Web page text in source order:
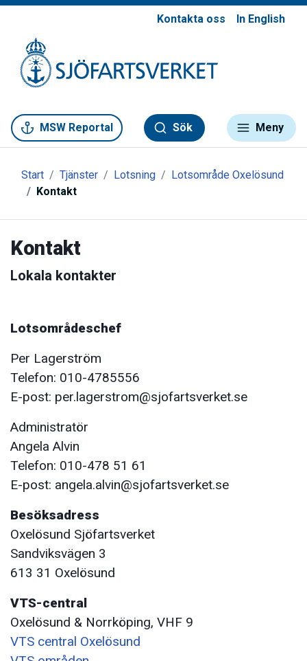
Kontakta oss In English
MSW Reportal Sök Meny
Start Tjänster Lotsning
Lotsområde Oxelösund
Kontakt
Kontakt
Lokala kontakter
Lotsområdeschef
Per Lagerström
Telefon: 010-4785556
E-post: per.lagerstrom@sjofartsverket.se
Administratör
Angela Alvin
Telefon: 010-478 51 61
E-post: angela.alvin@sjofartsverket.se
Besöksadress
Oxelösund Sjöfartsverket
Sandviksvägen 3
613 31 Oxelösund
VTS-central
Oxelösund & Norrköping, VHF 9
VTS central Oxelösund